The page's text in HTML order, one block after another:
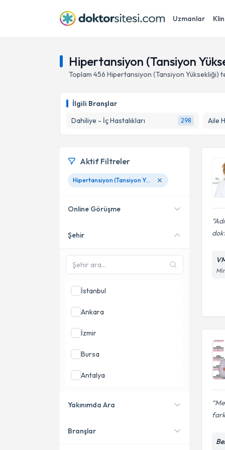
Uzmanlar
Hipertansiyon (Tansiyon
Toplam 456 Hipertansiyon (Tansiyon Yüksekliği)
İlgili Branşlar
Dahiliye - İç Hastalıkları
298 Aile
Aktif Filtreler
Hipertansiyon (Tansiyon Yüksekliği)
Online Görüşme
Online danışmanlık sunan
Şehir
İstanbul
Ankara
İzmir
Bursa
Antalya
Yakınımda Ara
Konumuma yakın uzmanları
Branşlar